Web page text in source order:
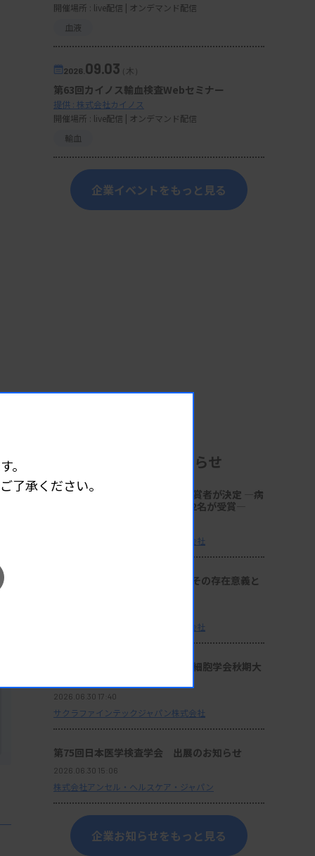
開催場所 : live配信 | オンデマンド配信
血液
2026. 09.03（木）
第63回カイノス輸血検査Webセミナー
提供 : 株式会社カイノス
開催場所 : live配信 | オンデマンド配信
輸血
企業イベントをもっと見る
企業からのお知らせ
第18回「サクラ病理技術賞」受賞者が決定 ―病
理技術の発展と伝承に貢献する2名が受賞―
サクラファインテックジャパン株式会社
座談会：『サクラ病理技術賞』その存在意義と
サクラファインテックジャパン株式会社
セミナー動画：第64回日本臨床細胞学会秋期大
2026.06.30 17:40
サクラファインテックジャパン株式会社
第75回日本医学検査学会 出展のお知らせ
2026.06.30 15:06
株式会社アンセル・ヘルスケア・ジャパン
企業お知らせをもっと見る
。
了承ください。